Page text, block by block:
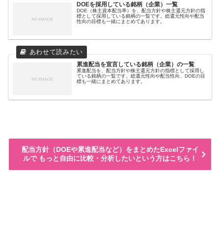
DOEを採用している銘柄（企業）一覧
DOE（株主資本配当率）を、配当方針や株主還元方針の指
標として採用している銘柄の一覧です。総還元性向や配当
性向の目標も一緒にまとめてあります。
累進配当を宣言している銘柄（企業）の一覧
累進配当を、配当方針や株主還元方針の指標として採用し
ている銘柄の一覧です。総還元性向や配当性向、DOEの目
標も一緒にまとめてあります。
配当方針（DOEや累進配当など）をまとめたExcelファイ
ルで もっと自由に比較・分析したいという方はこちら！